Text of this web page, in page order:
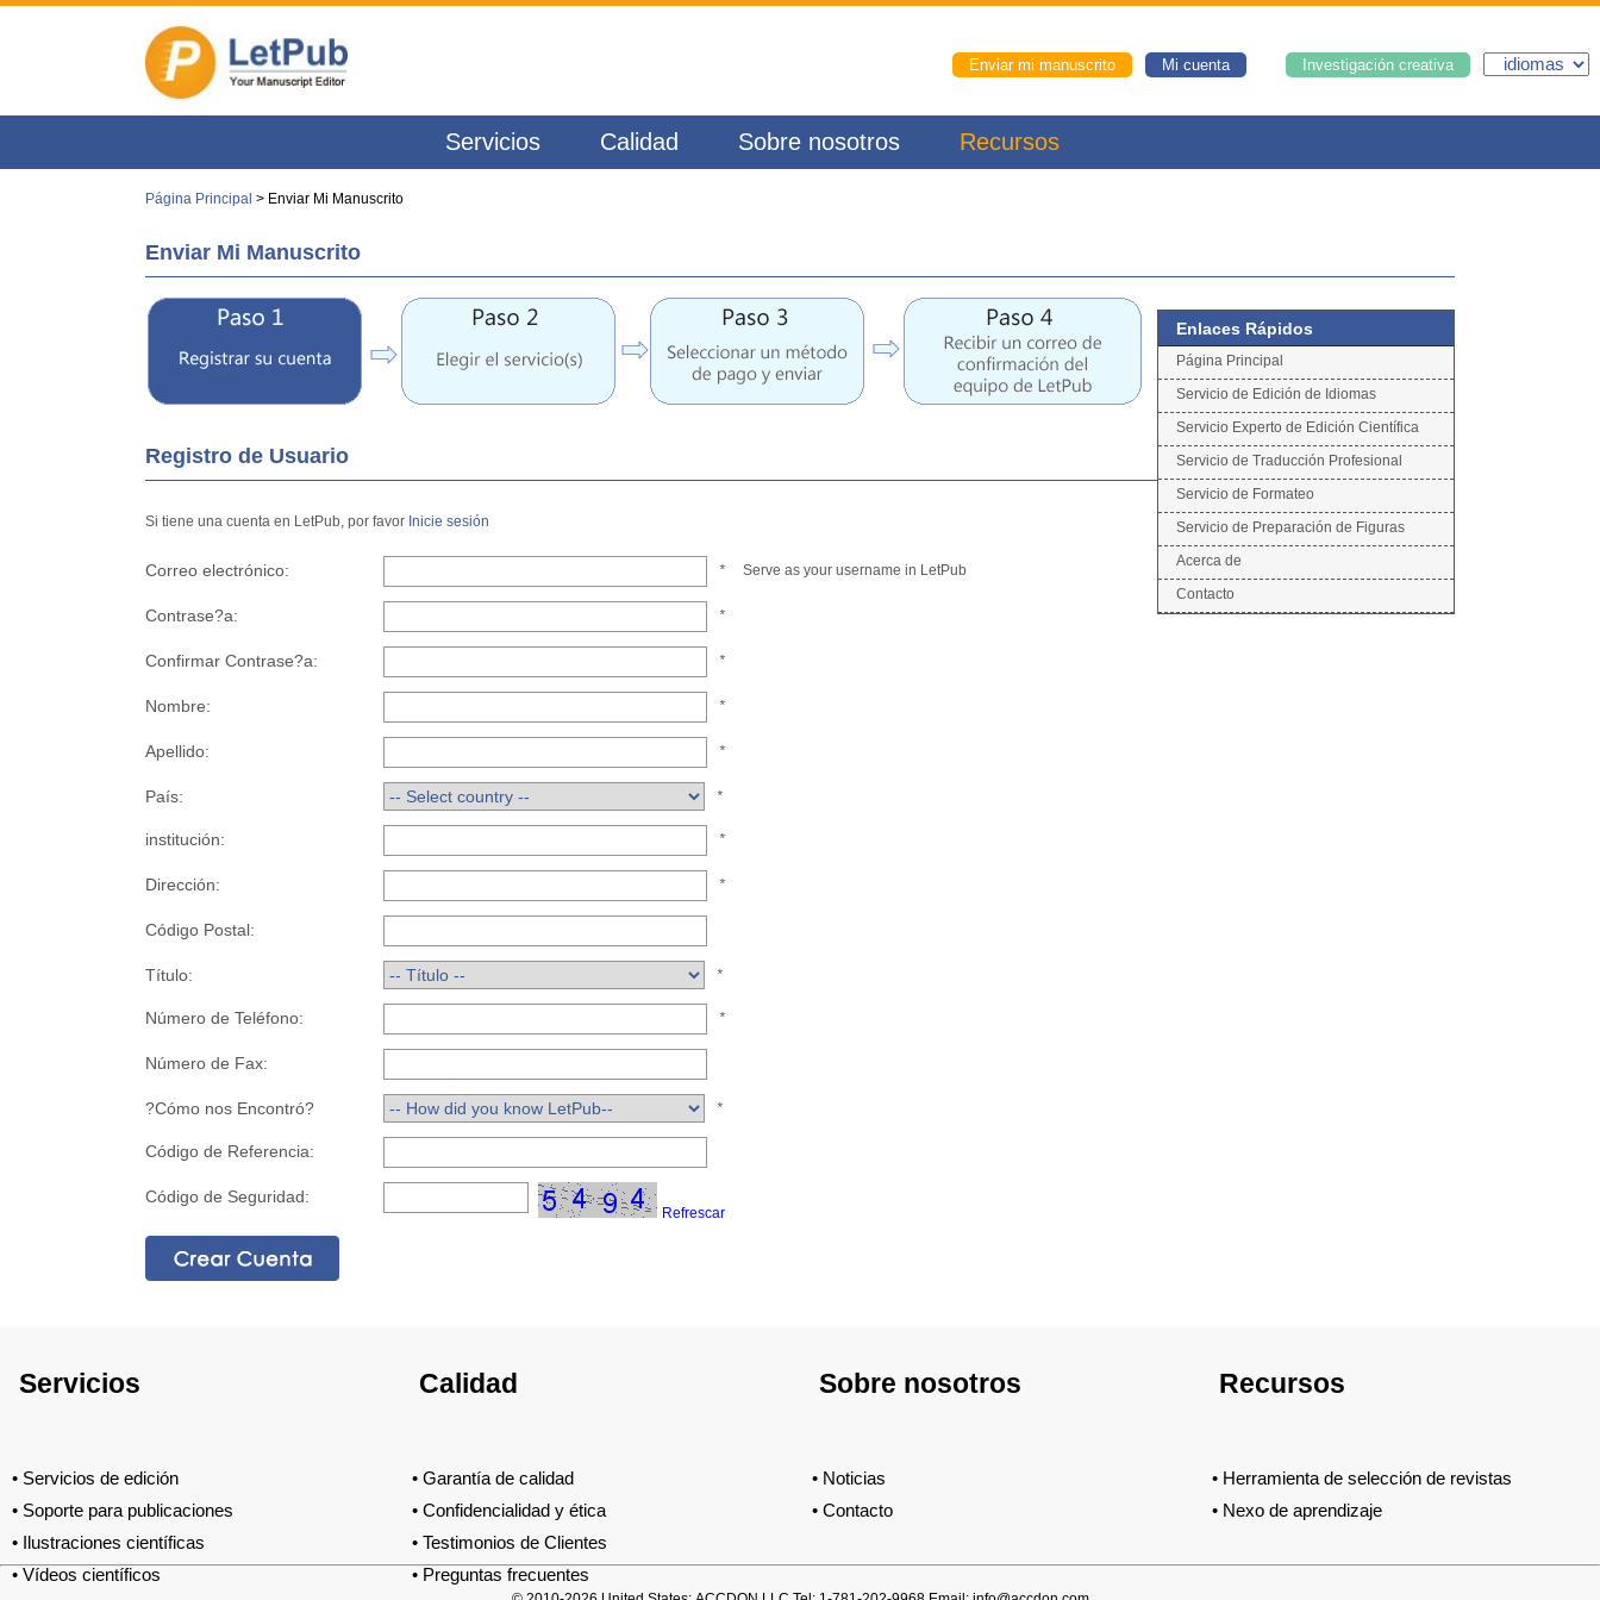
Investigación creativa
Mi cuenta
Enviar mi manuscrito
Servicios Calidad Sobre nosotros Recursos
Página Principal > Enviar Mi Manuscrito
Enviar Mi Manuscrito
Registro de Usuario
Si tiene una cuenta en LetPub, por favor Inicie sesión
Correo electrónico: * Serve as your username in LetPub
Contrase?a: *
Confirmar Contrase?a: *
Nombre: *
Apellido: *
País: *
institución: *
Dirección: *
Código Postal:
Título: *
Número de Teléfono: *
Número de Fax:
?Cómo nos Encontró? *
Código de Referencia:
Código de Seguridad:
Refrescar
Enlaces Rápidos
Página Principal
Servicio de Edición de Idiomas
Servicio Experto de Edición Científica
Servicio de Traducción Profesional
Servicio de Formateo
Servicio de Preparación de Figuras
Acerca de
Contacto
Servicios
• Servicios de edición
• Soporte para publicaciones
•
Ilustraciones científicas
• Vídeos científicos
Calidad
• Garantía de calidad
• Confidencialidad y ética
• Testimonios de Clientes
• Preguntas frecuentes
Sobre nosotros
• Noticias
• Contacto
Recursos
• Herramienta de selección de revistas
• Nexo de aprendizaje